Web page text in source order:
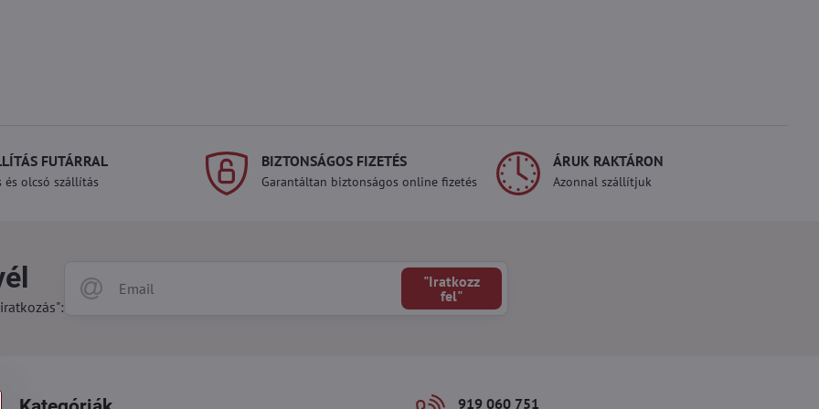
FUTÁRRAL
és olcsó szállítás
BIZTONSÁGOS FIZETÉS
Garantáltan biztonságos online fizetés
ÁRUK RAKTÁRON
Azonnal szállítjuk
"Iratkozz
fel"
919 060 751